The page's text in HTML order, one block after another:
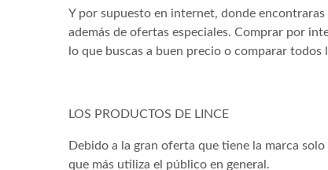
Y por supuesto en internet, donde
además de ofertas especiales. Comprar por
lo que buscas a buen precio o comparar
LOS PRODUCTOS DE LINCE
Debido a la gran oferta que tiene la marca
que más utiliza el público en general.